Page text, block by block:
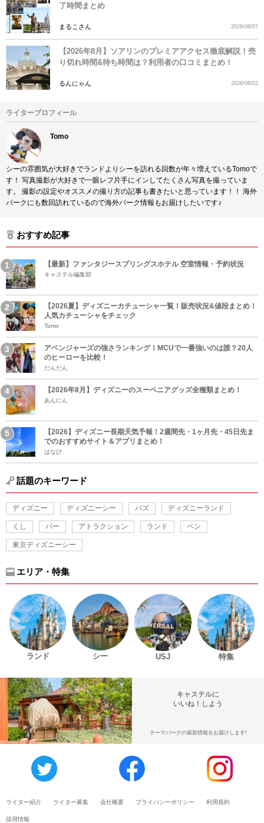
了時間まとめ
まるこさん 2026/08/07
【2026年8月】ソアリンのプレミアアクセス徹底解説！売
り切れ時間&待ち時間は？利用者の口コミまとめ！
るんにゃん 2026/08/02
ライタープロフィール
Tomo
シーの雰囲気が大好きでランドよりシーを訪れる回数が年々増えているTomoで
す！ 写真撮影が大好きで一眼レフ片手にインしてたくさん写真を撮っていま
す。 撮影の設定やオススメの撮り方の記事も書きたいと思っています！！ 海外
パークにも数回訪れているので海外パーク情報もお届けしたいです♪
おすすめ記事
【最新】ファンタジースプリングスホテル 空室情報・予約状況
キャステル編集部
【2026夏】ディズニーカチューシャ一覧！販売状況&値段まとめ！
人気カチューシャをチェック
Tomo
アベンジャーズの強さランキング！MCUで一番強いのは誰？20人
のヒーローを比較！
だんだん
【2026年8月】ディズニーのスーベニアグッズ全種類まとめ！
あんにん
【2026】ディズニー長期天気予報！2週間先・1ヶ月先・45日先ま
でのおすすめサイト＆アプリまとめ！
はなび
話題のキーワード
ディズニー ディズニーシー バズ ディズニーランド
くし バー アトラクション ランド ペン
東京ディズニーシー
エリア・特集
ランド シー USJ 特集
キャステルに
いいね！しよう
テーマパークの最新情報をお届けします!
ライター紹介 ライター募集 会社概要 プライバシーポリシー 利用規約
採用情報